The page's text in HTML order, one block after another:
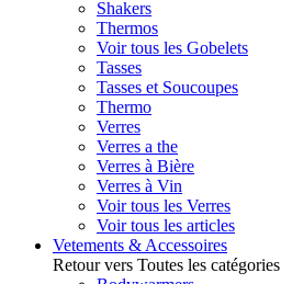
Shakers
Thermos
Voir tous les Gobelets
Tasses
Tasses et Soucoupes
Thermo
Verres
Verres a the
Verres à Bière
Verres à Vin
Voir tous les Verres
Voir tous les articles
Vetements & Accessoires
Retour vers Toutes les catégories